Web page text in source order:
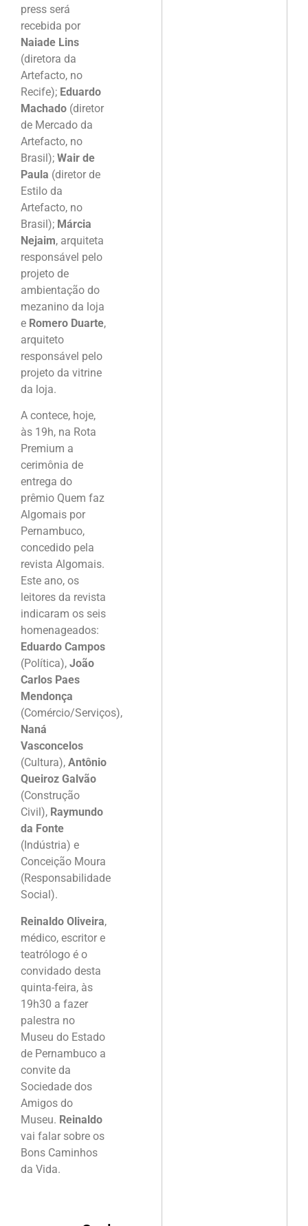
press será
recebida por
Naiade Lins
(diretora da
Artefacto, no
Recife); Eduardo
Machado (diretor
de Mercado da
Artefacto, no
Brasil); Wair de
Paula (diretor de
Estilo da
Artefacto, no
Brasil); Márcia
Nejaim, arquiteta
responsável pelo
projeto de
ambientação do
mezanino da loja
e Romero Duarte,
arquiteto
responsável pelo
projeto da vitrine
da loja.
A contece, hoje,
às 19h, na Rota
Premium a
cerimônia de
entrega do
prêmio Quem faz
Algomais por
Pernambuco,
concedido pela
revista Algomais.
Este ano, os
leitores da revista
indicaram os seis
homenageados:
Eduardo Campos
(Política), João
Carlos Paes
Mendonça
(Comércio/Serviços),
Naná
Vasconcelos
(Cultura), Antônio
Queiroz Galvão
(Construção
Civil), Raymundo
da Fonte
(Indústria) e
Conceição Moura
(Responsabilidade
Social).
Reinaldo Oliveira,
médico, escritor e
teatrólogo é o
convidado desta
quinta-feira, às
19h30 a fazer
palestra no
Museu do Estado
de Pernambuco a
convite da
Sociedade dos
Amigos do
Museu. Reinaldo
vai falar sobre os
Bons Caminhos
da Vida.